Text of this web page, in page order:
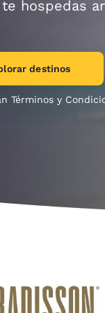
te hospedas
destinos
Términos y